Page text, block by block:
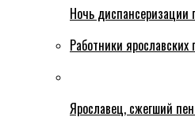
Ночь диспансеризации
Работники
Ярославец, сжегший